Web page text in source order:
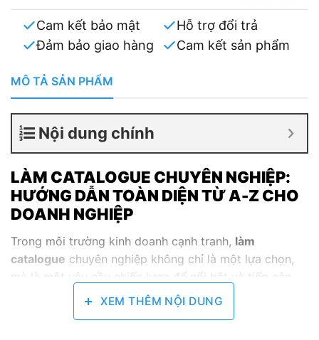
Cam kết bảo mật
Hỗ trợ đổi trả
Đảm bảo giao hàng
Cam kết sản phẩm
MÔ TẢ SẢN PHẨM
Nội dung chính
LÀM CATALOGUE CHUYÊN NGHIỆP:
HƯỚNG DẪN TOÀN DIỆN TỪ A-Z CHO
DOANH NGHIỆP
Trong môi trường kinh doanh cạnh tranh, làm
catalogue chuyên nghiệp không chỉ là một lựa chọn,
mà là một yêu cầu chiến lược để nổi bật và tiếp cận
khách hàng hiệu quả. Một cuốn catalogue được đầu tư
XEM THÊM NỘI DUNG